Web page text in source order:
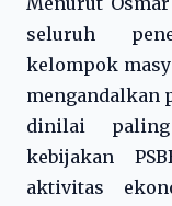
seluruh
kelompok
mengandalkan
dinilai
kebijakan
aktivitas